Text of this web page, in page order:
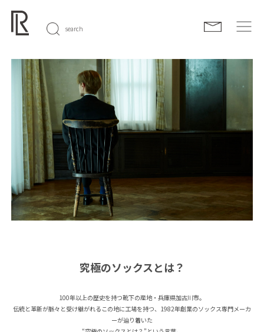
search
究極のソックスとは？
100年以上の歴史を持つ靴下の産地・兵庫県加古川市。
伝統と革新が脈々と受け継がれるこの地に工場を持つ、1982年創業のソックス専門メーカ
ーが辿り着いた